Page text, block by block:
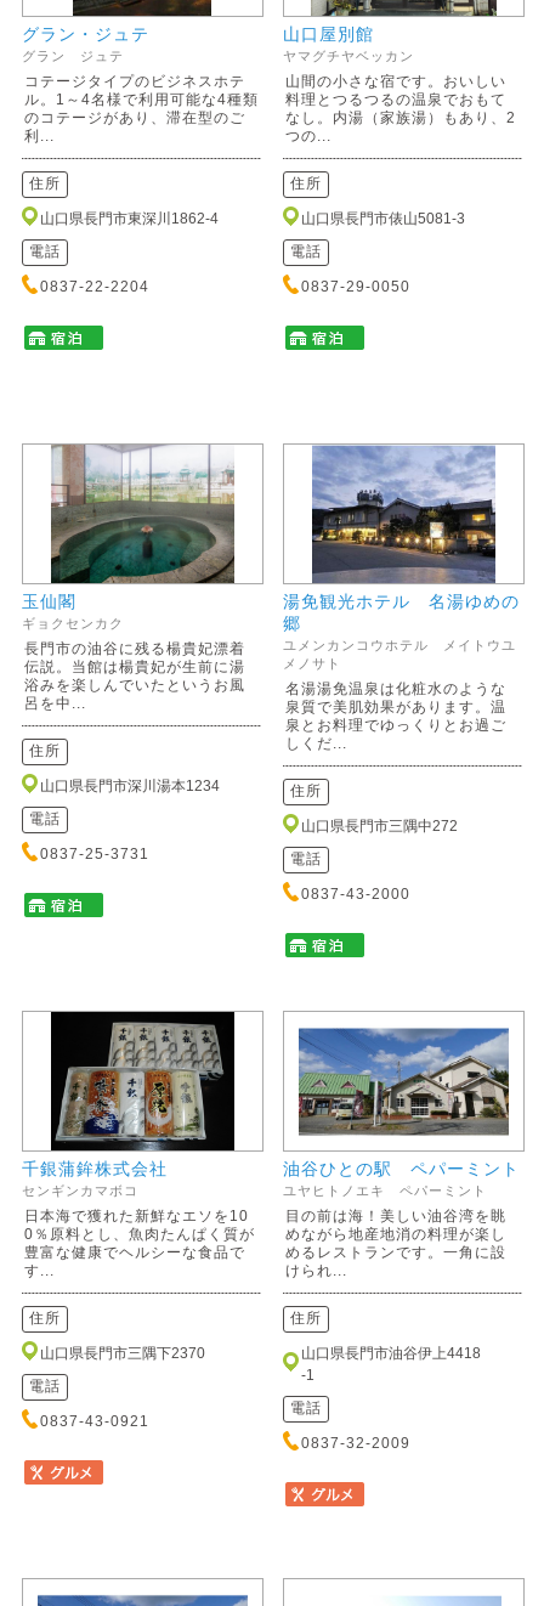
グラン・ジュテ
グラン ジュテ
コテージタイプのビジネスホテ
ル。1～4名様で利用可能な4種類
のコテージがあり、滞在型のご
利...
住所
山口県長門市東深川1862-4
電話
0837-22-2204
山口屋別館
ヤマグチヤベッカン
山間の小さな宿です。おいしい
料理とつるつるの温泉でおもて
なし。内湯（家族湯）もあり、2
つの...
住所
山口県長門市俵山5081-3
電話
0837-29-0050
玉仙閣
ギョクセンカク
長門市の油谷に残る楊貴妃漂着
伝説。当館は楊貴妃が生前に湯
浴みを楽しんでいたというお風
呂を中...
住所
山口県長門市深川湯本1234
電話
0837-25-3731
湯免観光ホテル 名湯ゆめの
郷
ユメンカンコウホテル メイトウユ
メノサト
名湯湯免温泉は化粧水のような
泉質で美肌効果があります。温
泉とお料理でゆっくりとお過ご
しくだ...
住所
山口県長門市三隅中272
電話
0837-43-2000
千銀蒲鉾株式会社
センギンカマボコ
日本海で獲れた新鮮なエソを10
0％原料とし、魚肉たんぱく質が
豊富な健康でヘルシーな食品で
す...
住所
山口県長門市三隅下2370
電話
0837-43-0921
油谷ひとの駅 ペパーミント
ユヤヒトノエキ ペパーミント
目の前は海！美しい油谷湾を眺
めながら地産地消の料理が楽し
めるレストランです。一角に設
けられ...
住所
山口県長門市油谷伊上4418
-1
電話
0837-32-2009